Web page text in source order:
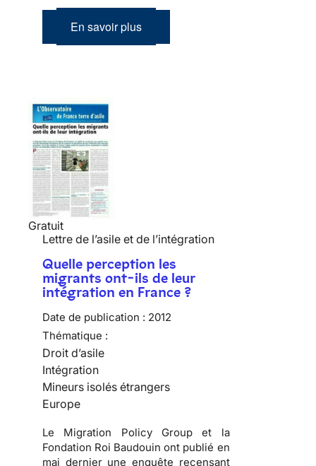
En savoir plus
Gratuit
Lettre de l’asile et de l’intégration
Quelle perception les
migrants ont-ils de leur
intégration en France ?
Date de publication : 2012
Thématique :
Droit d’asile
Intégration
Mineurs isolés étrangers
Europe
Le Migration Policy Group et la
Fondation Roi Baudouin ont publié en
mai dernier une enquête recensant